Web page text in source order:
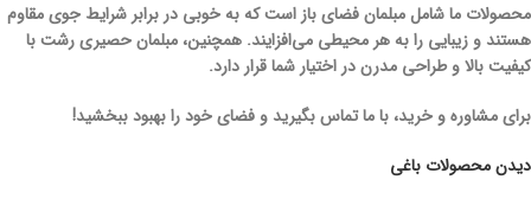
محصولات ما شامل مبلمان فضای باز است که به خوبی در برابر شرایط جوی مقاوم
هستند و زیبایی را به هر محیطی می‌افزایند. همچنین، مبلمان حصیری رشتبا
کیفیت بالا و طراحی مدرن در اختیار شما قرار دارد.
برای مشاوره و خرید، با ما تماس بگیرید و فضای خود را بهبود ببخشید!
دیدن محصولات باغی